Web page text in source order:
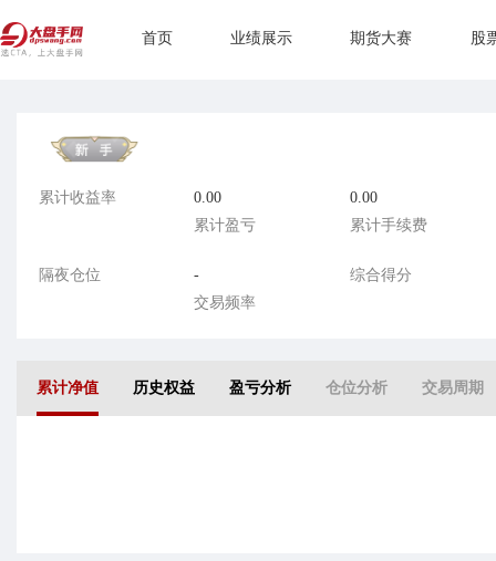
首页 业绩展示 期货大赛 股
累计收益率
0.00
累计盈亏
0.00
累计手续费
隔夜仓位
-
交易频率
综合得分
累计净值 历史权益 盈亏分析 仓位分析 交易周期